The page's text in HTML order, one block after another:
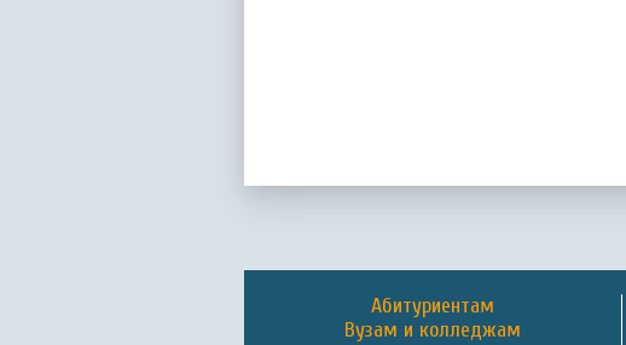
Абитуриентам
Вузам и колледжам